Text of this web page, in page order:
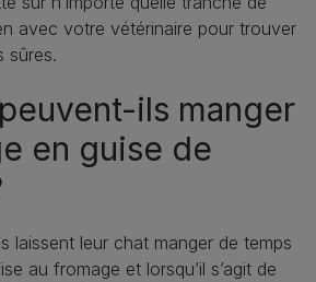
avec votre vétérinaire pour trouver
sûres.
ils manger
en guise de
laissent leur chat manger de temps
au fromage et lorsqu’il s’agit de